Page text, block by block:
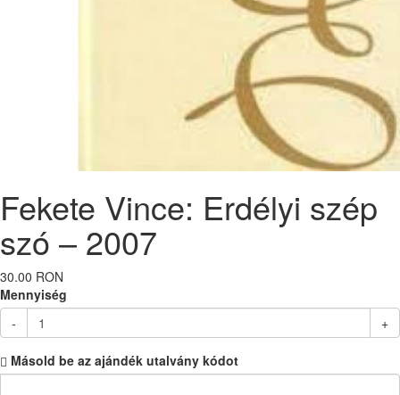
Fekete Vince: Erdélyi szép
szó – 2007
30.00 RON
Mennyiség
-
+
Másold be az ajándék utalvány kódot